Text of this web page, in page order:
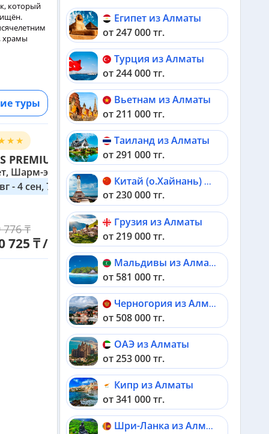
который
храмы
туры
9.0
RIXOS PREMIUM SEAGATE LUXURY (EX. RIXOS PREMIUM SEAGATE SHARM) 5*
Шарм-эль-Шейх
- 4 сен, 7 дней
776 ₸
725 ₸ / 2 взр
Выбрать
Египет из Алматы
от 247 000 тг.
Турция из Алматы
от 244 000 тг.
Вьетнам из Алматы
от 211 000 тг.
Таиланд из Алматы
от 291 000 тг.
Китай (о.Хайнань) из Алматы
от 230 000 тг.
Грузия из Алматы
от 219 000 тг.
Мальдивы из Алматы
от 581 000 тг.
Черногория из Алматы
от 508 000 тг.
ОАЭ из Алматы
от 253 000 тг.
Кипр из Алматы
от 341 000 тг.
Шри-Ланка из Алматы